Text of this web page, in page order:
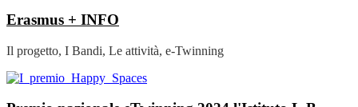
Erasmus + INFO
Il progetto, I Bandi, Le attività, e-Twinning